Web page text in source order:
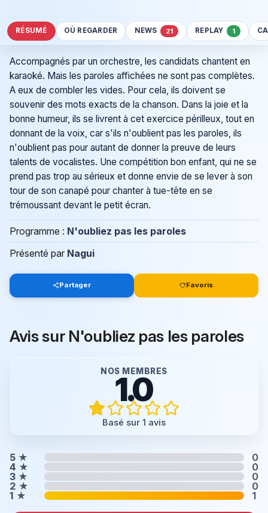
RÉSUMÉ OÙ REGARDER NEWS 21 REPLAY 1
Accompagnés par un orchestre, les candidats chantent en
karaoké. Mais les paroles affichées ne sont pas complètes.
A eux de combler les vides. Pour cela, ils doivent se
souvenir des mots exacts de la chanson. Dans la joie et la
bonne humeur, ils se livrent à cet exercice périlleux, tout en
donnant de la voix, car s'ils n'oublient pas les paroles, ils
n'oublient pas pour autant de donner la preuve de leurs
talents de vocalistes. Une compétition bon enfant, qui ne se
prend pas trop au sérieux et donne envie de se lever à son
tour de son canapé pour chanter à tue-tête en se
trémoussant devant le petit écran.
Programme : N'oubliez pas les paroles
Présenté par Nagui
Partager Favoris
Avis sur N'oubliez pas les paroles
NOS MEMBRES
1.0
Basé sur 1 avis
5 ★
0
4 ★
0
3 ★
0
2 ★
0
1 ★ 1